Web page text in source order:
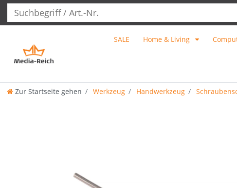
SALE Home & Living
Zur Startseite gehen Werkzeug Handwerkzeug